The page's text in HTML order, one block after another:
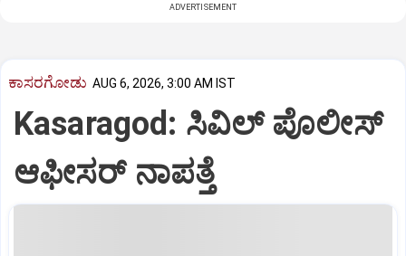
ADVERTISEMENT
ಕಾಸರಗೋಡು AUG 6, 2026, 3:00 AM IST
Kasaragod: ಸಿವಿಲ್ ಪೊಲೀಸ್
ಆಫೀಸರ್ ನಾಪತ್ತೆ